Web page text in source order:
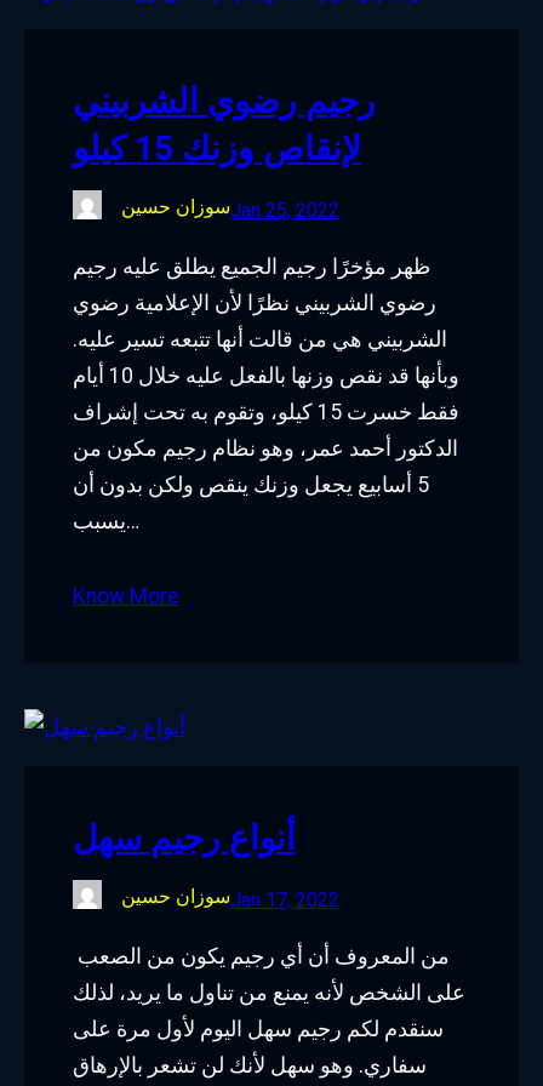
k
n
a
m
رجيم رضوي الشربيني
لإنقاص وزنك 15 كيلو
سوزان حسينJan 25, 2022
ظهر مؤخرًا رجيم الجميع يطلق عليه رجيم
رضوي الشربيني نظرًا لأن الإعلامية رضوي
الشربيني هي من قالت أنها تتبعه تسير عليه.
وبأنها قد نقص وزنها بالفعل عليه خلال 10 أيام
فقط خسرت 15 كيلو، وتقوم به تحت إشراف
الدكتور أحمد عمر، وهو نظام رجيم مكون من
5 أسابيع يجعل وزنك ينقص ولكن بدون أن
يسبب…
Know More
أنواع رجيم سهل
سوزان حسينJan 17, 2022
على الشخص لأنه يمنع من تناول ما يريد، لذلك
سنقدم لكم رجيم سهل اليوم لأول مرة على
سفاري. وهو سهل لأنك لن تشعر بالإرهاق